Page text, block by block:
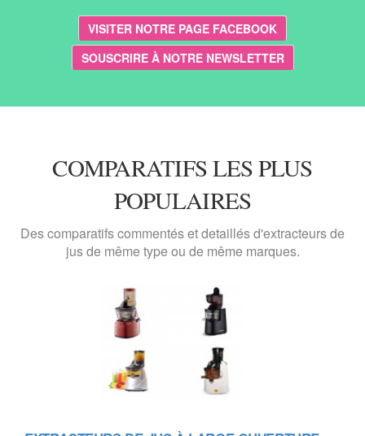
VISITER NOTRE PAGE FACEBOOK
SOUSCRIRE À NOTRE NEWSLETTER
COMPARATIFS LES PLUS
POPULAIRES
Des comparatifs commentés et detaillés d'extracteurs de
jus de même type ou de même marques.